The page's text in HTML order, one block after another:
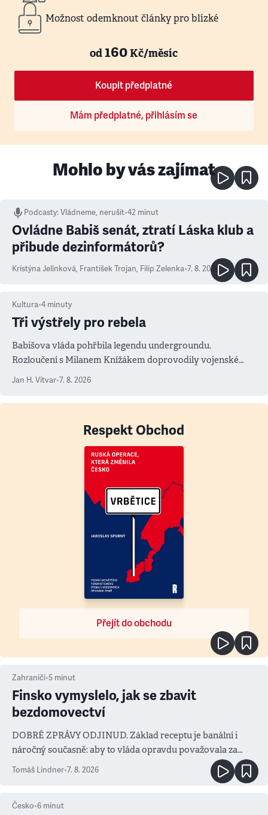
Možnost odemknout články pro blízké
od160Kč/měsíc
Koupit předplatné
Mám předplatné, přihlásím se
Mohlo by vás zajímat
Podcasty:Vládneme, nerušit•42 minut
Ovládne Babiš senát, ztratí Láska klub a
přibude dezinformátorů?
Kristýna Jelínková, František Trojan, Filip Zelenka•7. 8. 2026
Kultura•4 minuty
Tři výstřely pro rebela
Babišova vláda pohřbila legendu undergroundu.
Rozloučení s Milanem Knížákem doprovodily vojenské
salvy i kritika pokrokářů
Jan H. Vitvar•7. 8. 2026
Respekt Obchod
Přejít do obchodu
Zahraničí•5 minut
Finsko vymyslelo, jak se zbavit
bezdomovectví
DOBRÉ ZPRÁVY ODJINUD. Základ receptu je banální i
náročný současně: aby to vláda opravdu považovala za
prioritu
Tomáš Lindner•7. 8. 2026
Česko•6 minut